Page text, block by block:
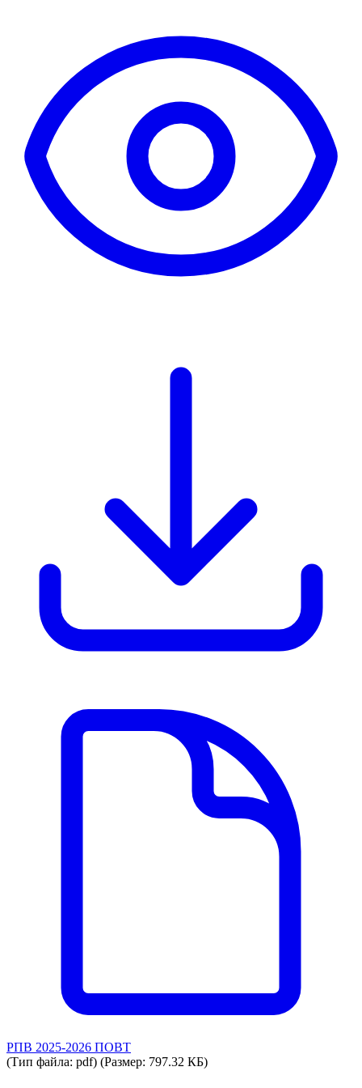
РПВ 2025-2026 ПОВТ
(Тип файла: pdf) (Размер: 797.32 КБ)